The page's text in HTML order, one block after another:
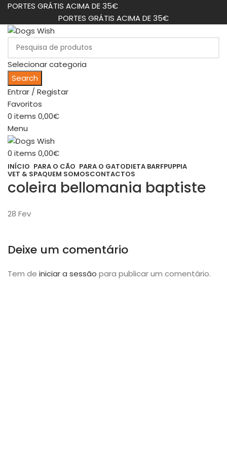
PORTES GRÁTIS ACIMA DE 35€
PORTES GRÁTIS ACIMA DE 35€
Selecionar categoria
Search
Entrar / Registar
Favoritos
0 items 0,00€
Menu
0 items 0,00€
INÍCIO PARA O CÃO PARA O GATODIETA BARFPUPPIA
VET & SPAQUEM SOMOSCONTACTOS
coleira bellomania baptiste
28 Fev
Deixe um comentário
Tem de iniciar a sessão para publicar um comentário.